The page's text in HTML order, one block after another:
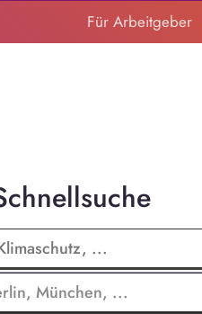
Für Arbeitgeber